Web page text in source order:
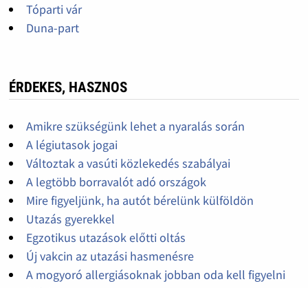
Tóparti vár
Duna-part
ÉRDEKES, HASZNOS
Amikre szükségünk lehet a nyaralás során
A légiutasok jogai
Változtak a vasúti közlekedés szabályai
A legtöbb borravalót adó országok
Mire figyeljünk, ha autót bérelünk külföldön
Utazás gyerekkel
Egzotikus utazások előtti oltás
Új vakcin az utazási hasmenésre
A mogyoró allergiásoknak jobban oda kell figyelni